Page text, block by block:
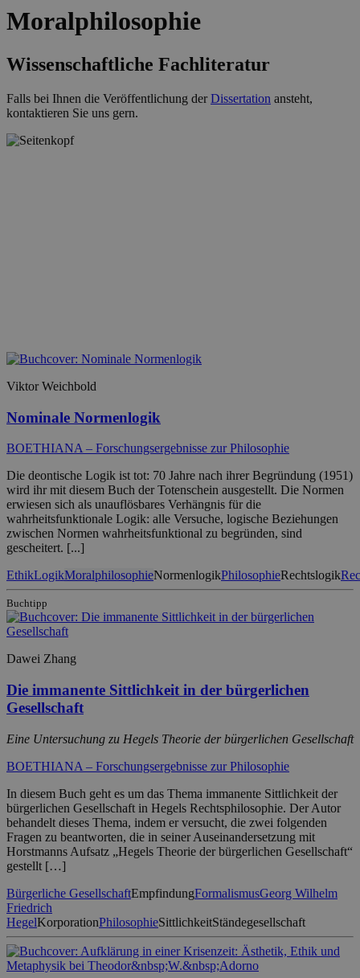
Moralphilosophie
Wissenschaftliche Fachliteratur
Falls bei Ihnen die Veröffentlichung derDissertation ansteht,
kontaktieren Sie uns gern.
Viktor Weichbold
Nominale Normenlogik
BOETHIANA – Forschungsergebnisse zur Philosophie
Die deontische Logik ist tot: 70 Jahre nach ihrer Begründung (1951)
wird ihr mit diesem Buch der Totenschein ausgestellt. Die Normen
erwiesen sich als unauflösbares Verhängnis für die
wahrheitsfunktionale Logik: alle Versuche, logische Beziehungen
zwischen Normen wahrheitsfunktional zu begründen, sind
gescheitert. [...]
EthikLogikMoralphilosophieNormenlogikPhilosophieRechtslogik
Buchtipp
Dawei Zhang
Die immanente Sittlichkeit in der bürgerlichen
Gesellschaft
Eine Untersuchung zu Hegels Theorie der bürgerlichen Gesellschaft
BOETHIANA – Forschungsergebnisse zur Philosophie
In diesem Buch geht es um das Thema immanente Sittlichkeit der
bürgerlichen Gesellschaft in Hegels Rechtsphilosophie. Der Autor
behandelt dieses Thema, indem er versucht, die zwei folgenden
Fragen zu beantworten, die in seiner Auseinandersetzung mit
Horstmanns Aufsatz „Hegels Theorie der bürgerlichen Gesellschaft“
gestellt […]
Bürgerliche GesellschaftEmpfindungFormalismusGeorg Wilhelm
Friedrich
HegelKorporationPhilosophieSittlichkeitStändegesellschaft